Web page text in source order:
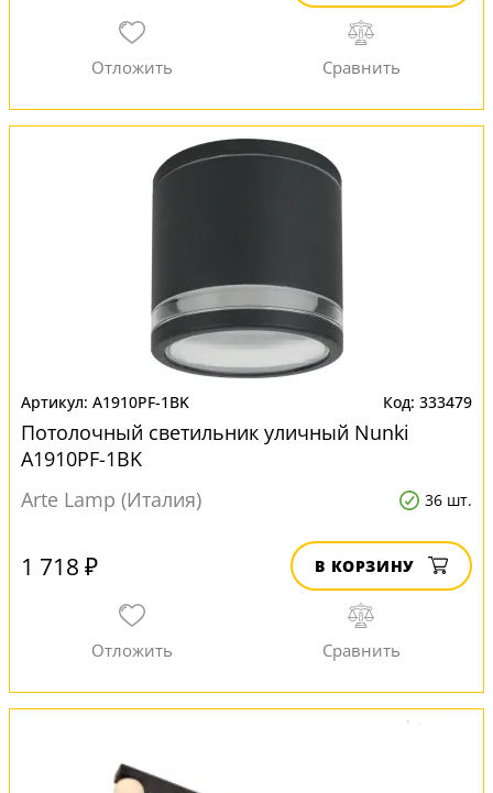
A1910PF-1BK 333479
Потолочный светильник уличный Nunki
A1910PF-1BK
Arte Lamp (Италия)
36 шт.
1 718 ₽ В КОРЗИНУ